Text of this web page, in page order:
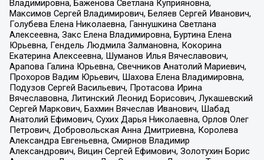
Владимировна, Баженова Светлана Куприяновна,
Максимов Сергей Владимирович, Беляев Сергей Иванович,
Голубева Елена Николаевна, Ганнушкина Светлана
Алексеевна, Закс Елена Владимировна, Буртина Елена
Юрьевна, Гендель Людмила Залмановна, Кокорина
Екатерина Алексеевна, Шуманов Илья Вячеславович,
Арапова Галина Юрьевна, Свечников Анатолий Мариевич,
Прохоров Вадим Юрьевич, Шахова Елена Владимировна,
Подузов Сергей Васильевич, Протасова Ирина
Вячеславовна, Литинский Леонид Борисович, Лукашевский
Сергей Маркович, Бахмин Вячеслав Иванович, Шабад
Анатолий Ефимович, Сухих Дарья Николаевна, Орлов Олег
Петрович, Добровольская Анна Дмитриевна, Королева
Александра Евгеньевна, Смирнов Владимир
Александрович, Вицин Сергей Ефимович, Золотухин Борис